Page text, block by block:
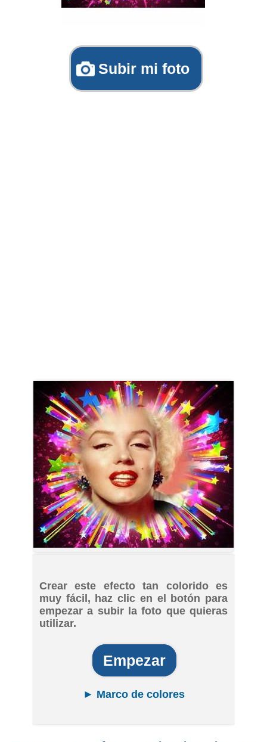
Subir mi foto
Crear este efecto tan colorido es
muy fácil, haz clic en el botón para
empezar a subir la foto que quieras
utilizar.
Empezar
► Marco de colores